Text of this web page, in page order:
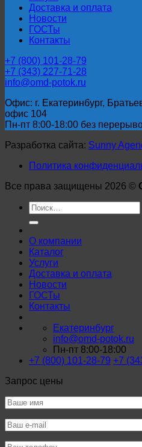
Доставка и оплата
Новости
ГОСТы
Контакты
+7 (800) 101-28-79
+7 (343) 227-71-28
info@omd-potok.ru
Офис: г. Екатеринбург,
офис 104
Пн-пт 8:00-18:00 без
Разработка сайта: Sunny
Политика
Все права защищены 2026 ©
Искать:
О компании
Каталог
Услуги
Доставка и оплата
Новости
ГОСТы
Контакты
Екатеринбург
info@omd-potok.ru
Пн-пт 8:00-18:00
+7 (800) 101-28-79 +7
Запрос цены